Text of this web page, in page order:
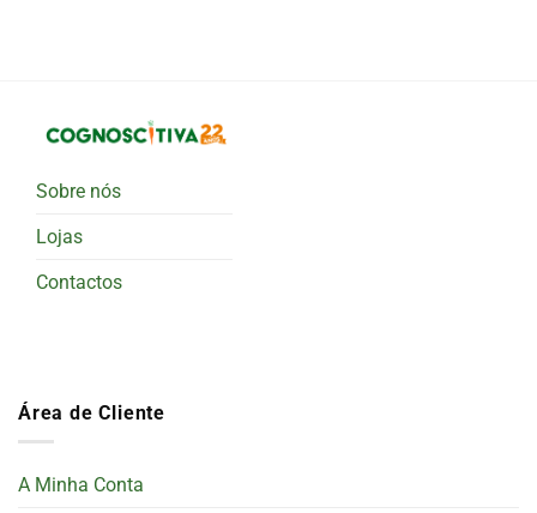
Sobre nós
Lojas
Contactos
Área de Cliente
A Minha Conta